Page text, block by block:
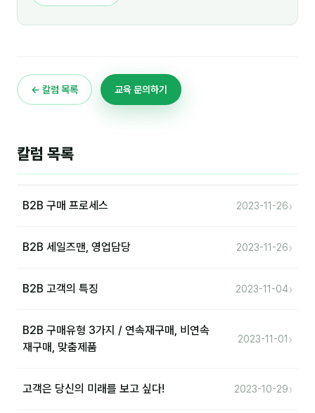
← 칼럼 목록 교육 문의하기
칼럼 목록
B2B 구매 프로세스 2023-11-26›
B2B 세일즈맨, 영업담당 2023-11-26›
B2B 고객의 특징 2023-11-04›
B2B 구매유형 3가지 / 연속재구매, 비연속
재구매, 맞춤제품
2023-11-01 ›
고객은 당신의 미래를 보고 싶다! 2023-10-29›